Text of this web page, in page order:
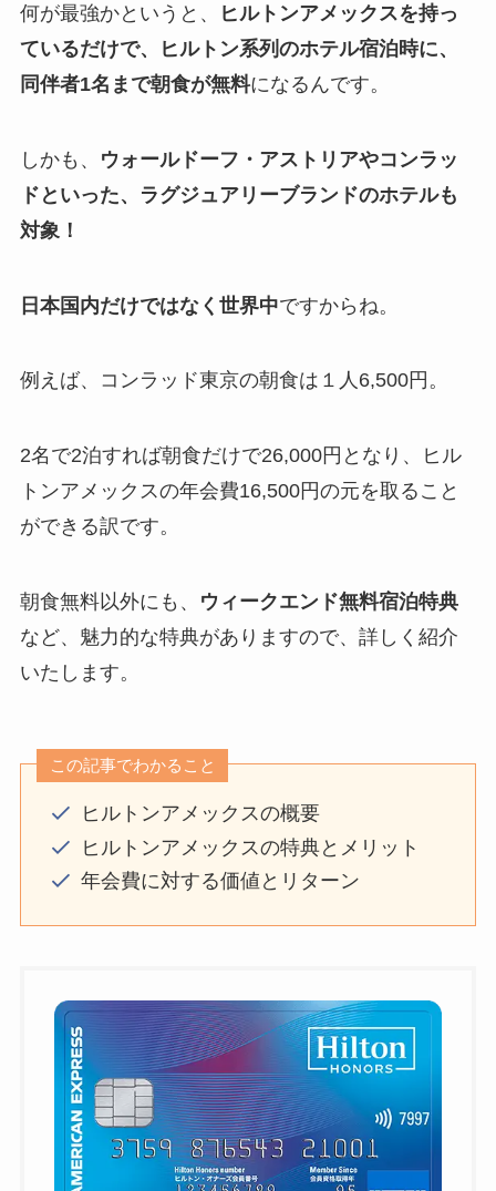
何が最強かというと、
ヒルトンアメックスを持っ
ているだけで、ヒルトン系列のホテル宿泊時に、
同伴者1名まで朝食が無料になるんです。
しかも、
ウォールドーフ・アストリアやコンラッ
ドといった、ラグジュアリーブランドのホテルも
対象！
日本国内だけではなく世界中ですからね。
例えば、コンラッド東京の朝食は１人6,500円。
2名で2泊すれば朝食だけで26,000円となり、ヒル
トンアメックスの年会費16,500円の元を取ること
ができる訳です。
朝食無料以外にも、
ウィークエンド無料宿泊特典
など、魅力的な特典がありますので、詳しく紹介
いたします。
この記事でわかること
ヒルトンアメックスの概要
ヒルトンアメックスの特典とメリット
年会費に対する価値とリターン